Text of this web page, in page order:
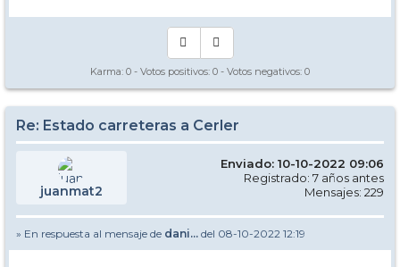
Karma: 0 - Votos positivos: 0 - Votos negativos: 0
Re: Estado carreteras a Cerler
juanmat2
Enviado: 10-10-2022 09:06
Registrado: 7 años antes
Mensajes: 229
» En respuesta al mensaje de dani... del 08-10-2022 12:19